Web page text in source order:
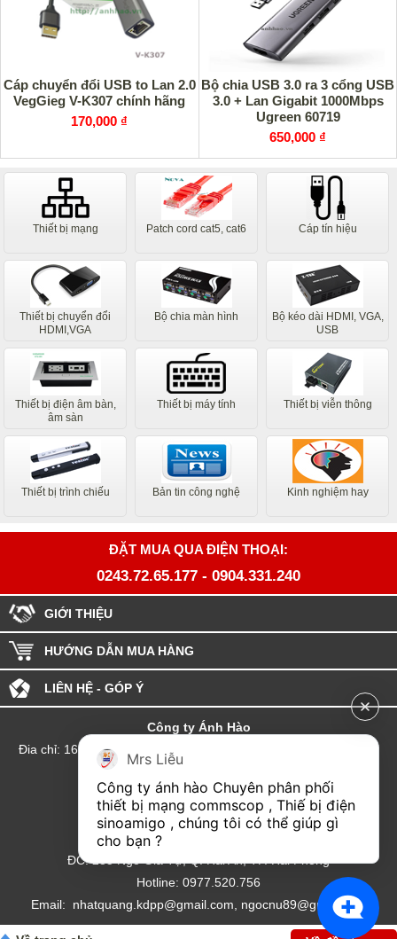
Cáp chuyển đổi USB to Lan 2.0
VegGieg V-K307 chính hãng
170,000 ₫
Bộ chia USB 3.0 ra 3 cổng USB
3.0 + Lan Gigabit 1000Mbps
Ugreen 60719
650,000 ₫
Thiết bị mạng Patch cord cat5, cat6 Cáp tín hiệu
Thiết bị chuyển đổi
HDMI,VGA
Bộ chia màn hình
Bộ kéo dài HDMI, VGA,
USB
Thiết bị điện âm bàn,
âm sàn
Thiết bị máy tính Thiết bị viễn thông
Thiết bị trình chiếu Bản tin công nghệ Kinh nghiệm hay
ĐẶT MUA QUA ĐIỆN THOẠI:
0243.72.65.177 - 0904.331.240
GIỚI THIỆU
HƯỚNG DẪN MUA HÀNG
LIÊN HỆ - GÓP Ý
Công ty Ánh Hào
Đia chỉ: 164 Phố Chùa Láng - Phường Láng - Thành phố Hà Nội
Email: Kinhdoanhanhhao@gmail.com
Đại lý Hải Phòng
ĐC: 235 Ngô Gia Tự, Q. Hải An, TP. Hải Phòng
Hotline: 0977.520.756
Email: nhatquang.kdpp@gmail.com, ngocnu89@gmail.com
Mrs Liễu
Công ty ánh hào Chuyên phân phối
thiết bị mạng commscop , Thiế bị điện
sinoamigo , chúng tôi có thể giúp gì
cho bạn ?